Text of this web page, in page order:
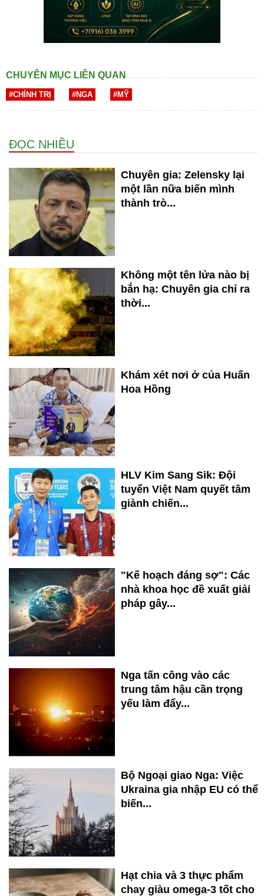
CHUYÊN MỤC LIÊN QUAN
#CHÍNH TRỊ #NGA #MỸ
ĐỌC NHIỀU
Chuyên gia: Zelensky lại
một lần nữa biến mình
thành trò...
Không một tên lửa nào bị
bắn hạ: Chuyên gia chỉ ra
thời...
Khám xét nơi ở của Huấn
Hoa Hồng
HLV Kim Sang Sik: Đội
tuyển Việt Nam quyết tâm
giành chiến...
"Kế hoạch đáng sợ": Các
nhà khoa học đề xuất giải
pháp gây...
Nga tấn công vào các
trung tâm hậu cần trọng
yếu làm đẩy...
Bộ Ngoại giao Nga: Việc
Ukraina gia nhập EU có thể
biến...
Hạt chia và 3 thực phẩm
chay giàu omega-3 tốt cho